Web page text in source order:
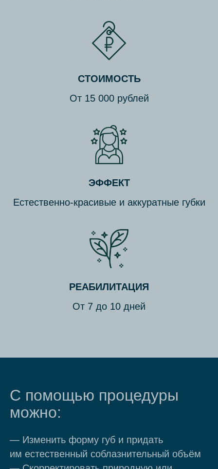
СТОИМОСТЬ
От 15 000 рублей
ЭФФЕКТ
Естественно-красивые и аккуратные губки
РЕАБИЛИТАЦИЯ
От 7 до 10 дней
С помощью процедуры
можно:
— Изменить форму губ и придать
им естественный соблазнительный объём